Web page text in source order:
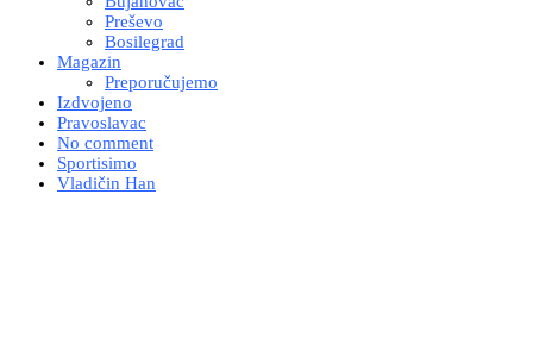
Preševo
Bosilegrad
Magazin
Preporučujemo
Izdvojeno
Pravoslavac
No comment
Sportisimo
Vladičin Han